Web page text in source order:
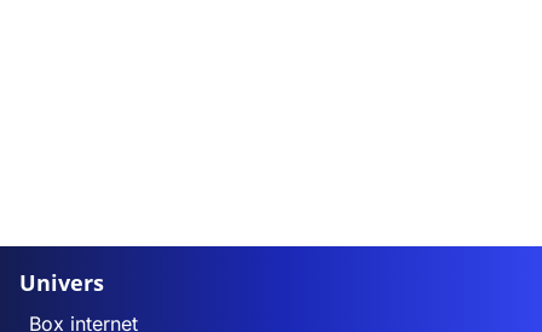
Univers
Box internet